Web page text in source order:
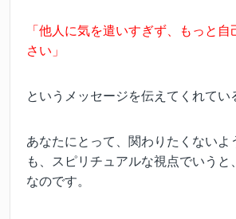
「他人に気を遣いすぎず、もっと
さい」
というメッセージを伝えてくれてい
あなたにとって、関わりたくないよ
も、スピリチュアルな視点でいうと
なのです。